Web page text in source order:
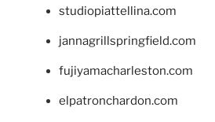
studiopiattellina.com
jannagrillspringfield.com
fujiyamacharleston.com
elpatronchardon.com